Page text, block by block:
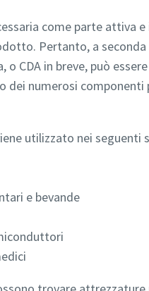
come parte attiva
Pertanto, a
o CDA in breve, può
dei numerosi
utilizzato nei seguenti
e bevande